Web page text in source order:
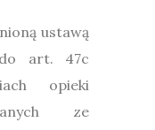
ustawą
art. 47c
opieki
ze